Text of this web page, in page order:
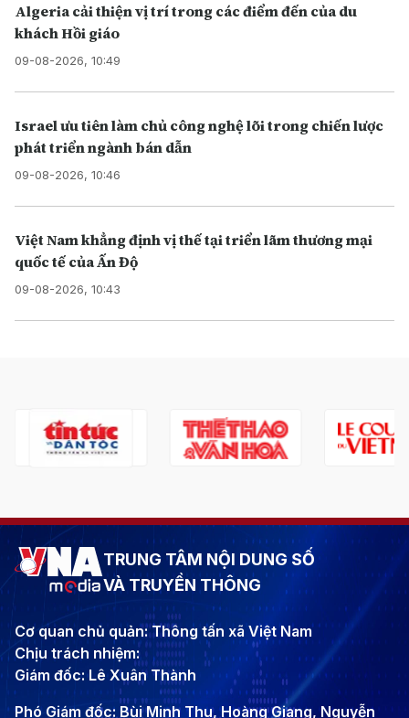
Algeria cải thiện vị trí trong các điểm đến của du
khách Hồi giáo
09-08-2026, 10:49
Israel ưu tiên làm chủ công nghệ lõi trong chiến lược
phát triển ngành bán dẫn
09-08-2026, 10:46
Việt Nam khẳng định vị thế tại triển lãm thương mại
quốc tế của Ấn Độ
09-08-2026, 10:43
TRUNG TÂM NỘI DUNG SỐ
VÀ TRUYỀN THÔNG
Cơ quan chủ quản: Thông tấn xã Việt Nam
Chịu trách nhiệm:
Giám đốc: Lê Xuân Thành
Phó Giám đốc: Bùi Minh Thu, Hoàng Giang, Nguyễn